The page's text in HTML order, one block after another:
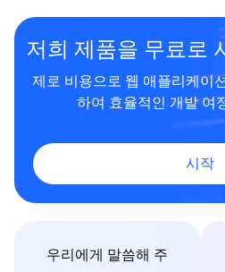
저희 제품을 무료로
제로 비용으로 웹 애플리케이
하여 효율적인 개발 여
시작
우리에게 말씀해 주